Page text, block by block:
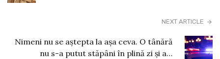
NEXT ARTICLE
Nimeni nu se aștepta la așa ceva. O tânără
nu s-a putut stăpâni în plină zi și a…